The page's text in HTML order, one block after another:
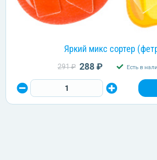
Яркий микс сортер
291 ₽ 288 ₽ Есть в